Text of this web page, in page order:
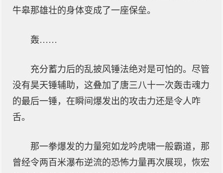
牛皋那雄壮的身体变成了一座保垒。
轰……
充分蓄力后的乱披风锤法绝对是可怕的。尽管
没有昊天锤辅助，这叠加了唐三八十一次轰击魂力
的最后一锤，在瞬间爆发出的攻击力还是令人咋
舌。
那一拳爆发的力量宛如龙吟虎啸一般霸道，那
曾经令两百米瀑布逆流的恐怖力量再次展现，恢宏